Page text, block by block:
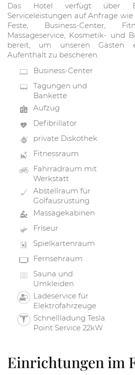
Das Hotel verfügt über
Serviceleistungen auf Anfrage
Feste, Business-Center,
Massageservice, Kosmetik- und
bereit, um unseren Gästen
Aufenthalt zu bescheren.
Business-Center
Tagungen und
Bankette
Aufzug
Defibrillator
private Diskothek
Fitnessraum
Fahrradraum mit
Werkstatt
Abstellraum für
Golfausrüstung
Massagekabinen
Friseur
Spielkartenraum
Fernsehraum
Sauna und
Umkleiden
Ladeservice für
Elektrofahrzeuge
Schnellladung Tesla
Point Service 22kW
Einrichtungen im